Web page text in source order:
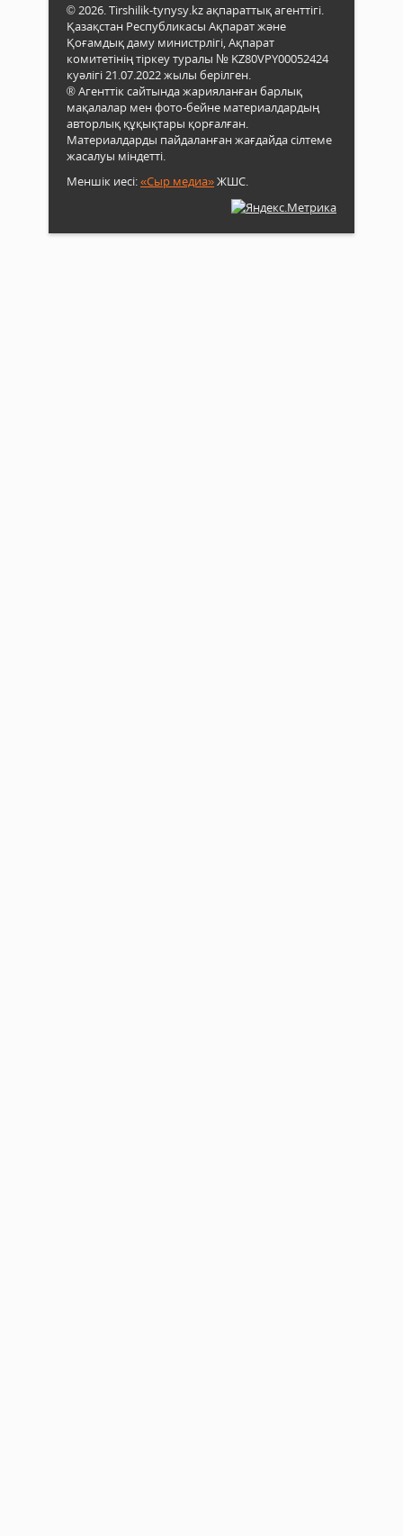
© 2026. Tirshilik-tynysy.kz ақпараттық агенттігі.
Қазақстан Республикасы Ақпарат және
Қоғамдық даму министрлігі, Ақпарат
комитетінің тіркеу туралы № KZ80VPY00052424
куәлігі 21.07.2022 жылы берілген.
® Агенттік сайтында жарияланған барлық
мақалалар мен фото-бейне материалдардың
авторлық құқықтары қорғалған.
Материалдарды пайдаланған жағдайда сілтеме
жасалуы міндетті.
Меншік иесі:«Сыр медиа»ЖШС.